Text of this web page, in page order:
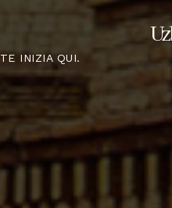
INIZIA QUI.